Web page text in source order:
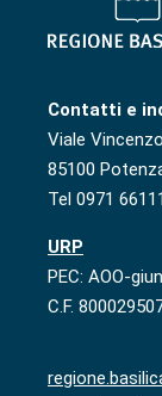
Contatti e
Viale
85100
Tel 0971
URP
PEC: AOO-
C.F.